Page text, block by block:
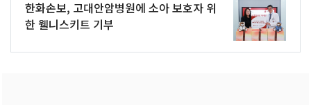
한화손보, 고대안암병원에 소아 보호자 위
한 웰니스키트 기부